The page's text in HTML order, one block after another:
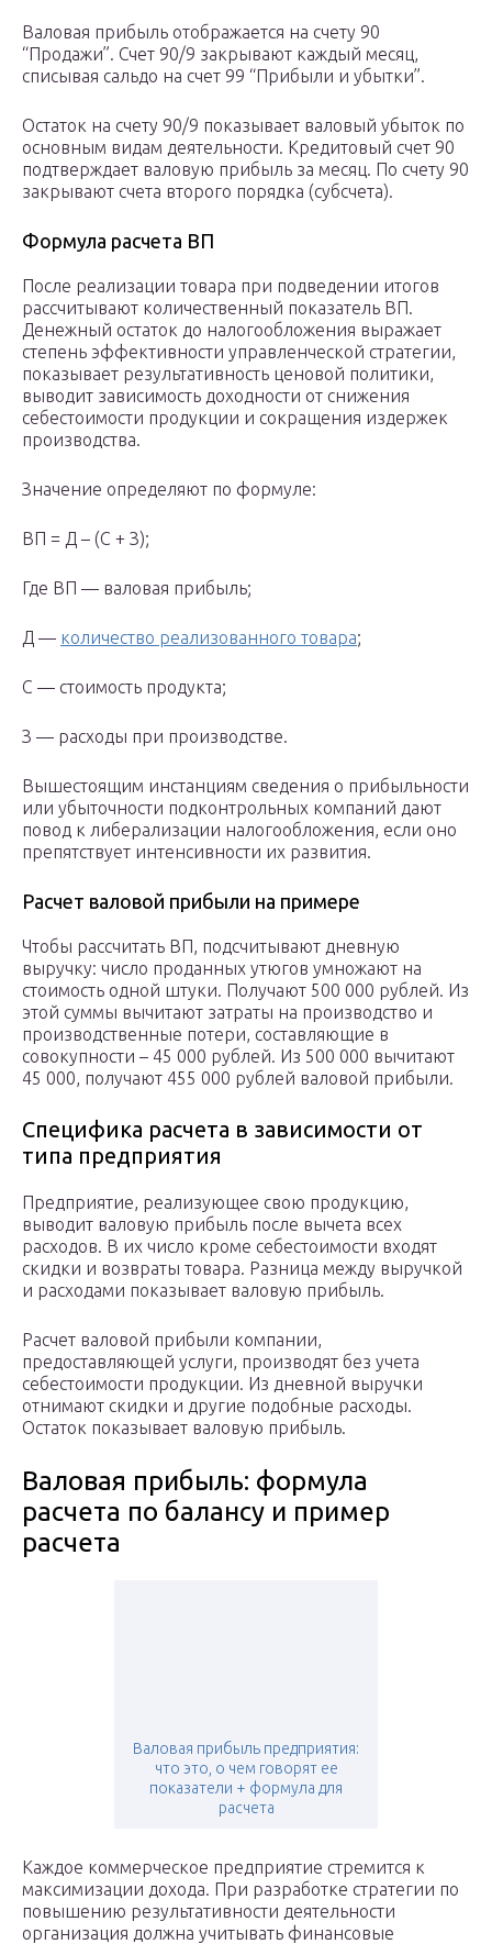
Валовая прибыль отображается на счету 90
“Продажи”. Счет 90/9 закрывают каждый месяц,
списывая сальдо на счет 99 “Прибыли и убытки”.
Остаток на счету 90/9 показывает валовый убыток по
основным видам деятельности. Кредитовый счет 90
подтверждает валовую прибыль за месяц. По счету 90
закрывают счета второго порядка (субсчета).
Формула расчета ВП
После реализации товара при подведении итогов
рассчитывают количественный показатель ВП.
Денежный остаток до налогообложения выражает
степень эффективности управленческой стратегии,
показывает результативность ценовой политики,
выводит зависимость доходности от снижения
себестоимости продукции и сокращения издержек
производства.
Значение определяют по формуле:
ВП = Д – (С + З);
Где ВП — валовая прибыль;
Д — количество реализованного товара;
С — стоимость продукта;
З — расходы при производстве.
Вышестоящим инстанциям сведения о прибыльности
или убыточности подконтрольных компаний дают
повод к либерализации налогообложения, если оно
препятствует интенсивности их развития.
Расчет валовой прибыли на примере
Чтобы рассчитать ВП, подсчитывают дневную
выручку: число проданных утюгов умножают на
стоимость одной штуки. Получают 500 000 рублей. Из
этой суммы вычитают затраты на производство и
производственные потери, составляющие в
совокупности – 45 000 рублей. Из 500 000 вычитают
45 000, получают 455 000 рублей валовой прибыли.
Специфика расчета в зависимости от
типа предприятия
Предприятие, реализующее свою продукцию,
выводит валовую прибыль после вычета всех
расходов. В их число кроме себестоимости входят
скидки и возвраты товара. Разница между выручкой
и расходами показывает валовую прибыль.
Расчет валовой прибыли компании,
предоставляющей услуги, производят без учета
себестоимости продукции. Из дневной выручки
отнимают скидки и другие подобные расходы.
Остаток показывает валовую прибыль.
Валовая прибыль: формула
расчета по балансу и пример
расчета
Валовая прибыль предприятия:
что это, о чем говорят ее
показатели + формула для
расчета
Каждое коммерческое предприятие стремится к
максимизации дохода. При разработке стратегии по
повышению результативности деятельности
организация должна учитывать финансовые